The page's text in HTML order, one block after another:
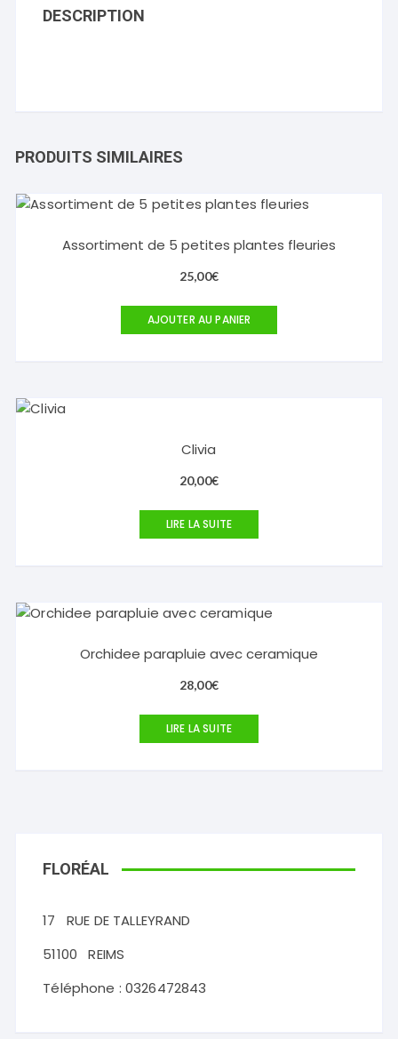
DESCRIPTION
PRODUITS SIMILAIRES
Assortiment de 5 petites plantes fleuries
25,00€
AJOUTER AU PANIER
Clivia
20,00€
LIRE LA SUITE
Orchidee parapluie avec ceramique
28,00€
LIRE LA SUITE
FLORÉAL
17
RUE DE TALLEYRAND
51100
REIMS
Téléphone :0326472843